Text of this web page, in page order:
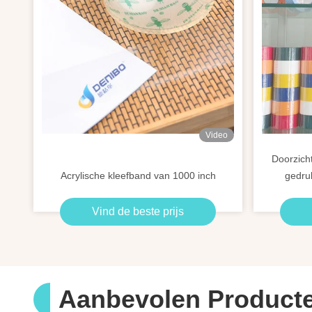
Video
Acrylische kleefband van 1000 inch
Vind de beste prijs
Aanbevolen